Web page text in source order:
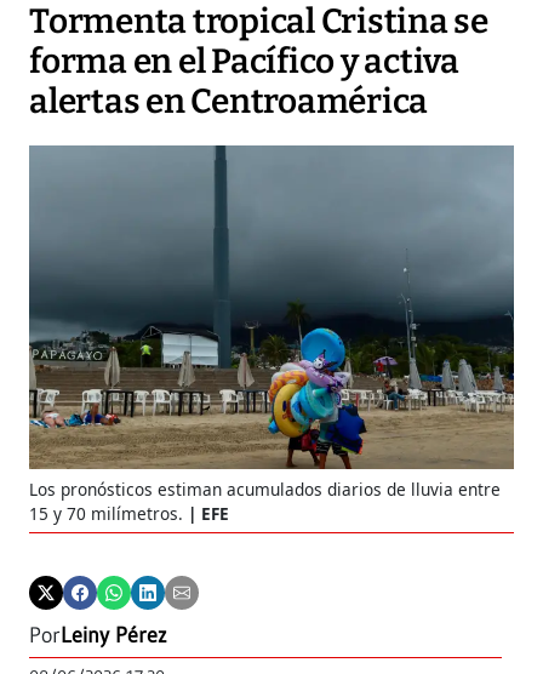
Tormenta tropical Cristina se
forma en el Pacífico y activa
alertas en Centroamérica
Los pronósticos estiman acumulados diarios de lluvia entre
15 y 70 milímetros.
EFE
PorLeiny Pérez